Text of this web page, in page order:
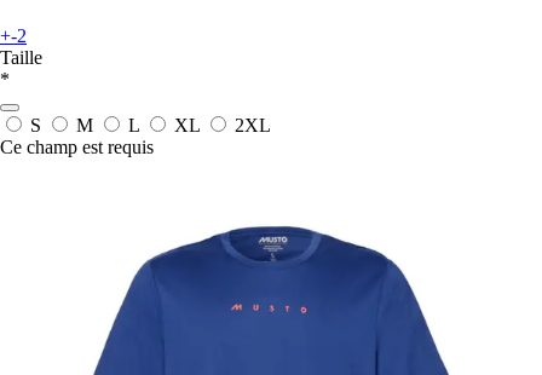
+-2
Taille
*
S M L XL
2XL
Ce champ est requis